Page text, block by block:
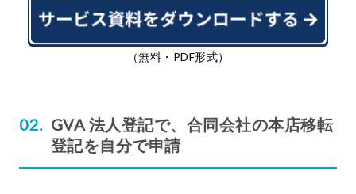
（無料・PDF形式）
GVA 法人登記で、合同会社の本店移転
登記を自分で申請